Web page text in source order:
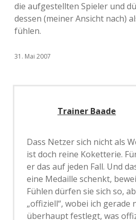
die aufgestellten Spieler und
dessen (meiner Ansicht nach)
fühlen.
31. Mai 2007
Trainer Baade
Dass Netzer sich nicht als
ist doch reine Koketterie.
er das auf jeden Fall. Und
eine Medaille schenkt,
Fühlen dürfen sie sich so,
„offiziell“, wobei ich gerade
überhaupt festlegt, was